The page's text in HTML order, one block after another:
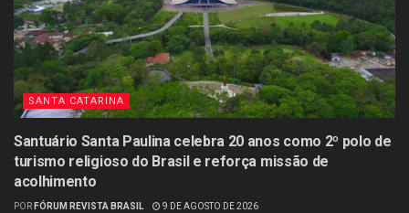
SANTA CATARINA
Santuário Santa Paulina celebra 20 anos como 2º polo de
turismo religioso do Brasil e reforça missão de
acolhimento
POR FÓRUM REVISTA BRASIL 9 DE AGOSTO DE 2026